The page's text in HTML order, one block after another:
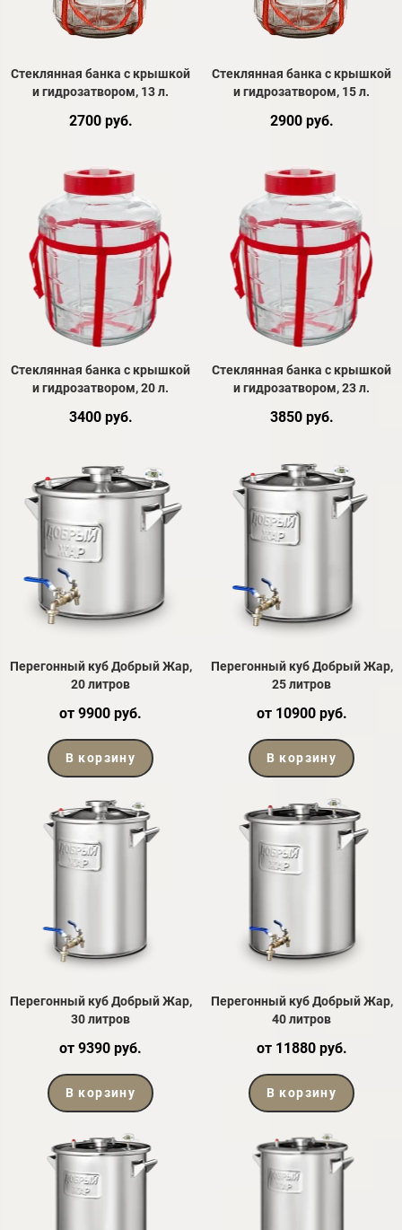
Стеклянная банка с крышкой
и гидрозатвором, 13 л.
2700 руб.
Стеклянная банка с крышкой
и гидрозатвором, 15 л.
2900 руб.
Стеклянная банка с крышкой
и гидрозатвором, 20 л.
3400 руб.
Стеклянная банка с крышкой
и гидрозатвором, 23 л.
3850 руб.
Перегонный куб Добрый Жар,
20 литров
от 9900 руб.
В корзину
Перегонный куб Добрый Жар,
25 литров
от 10900 руб.
В корзину
Перегонный куб Добрый Жар,
30 литров
от 9390 руб.
В корзину
Перегонный куб Добрый Жар,
40 литров
от 11880 руб.
В корзину